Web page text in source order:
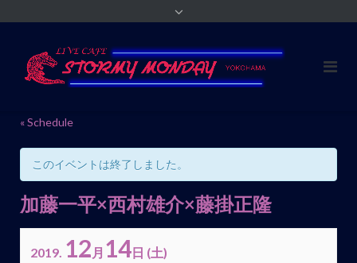
« Schedule
このイベントは終了しました。
加藤一平×西村雄介×藤掛正隆
2019. 12 月 14日 (土)